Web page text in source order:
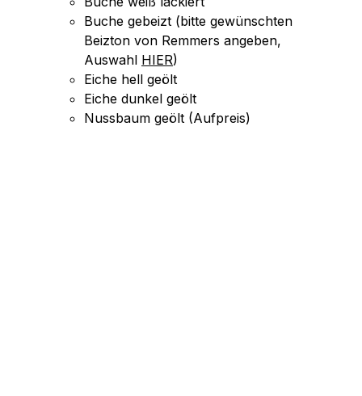
Buche gebeizt (bitte gewünschten
Beizton von Remmers angeben,
Auswahl HIER)
Eiche hell geölt
Eiche dunkel geölt
Nussbaum geölt (Aufpreis)